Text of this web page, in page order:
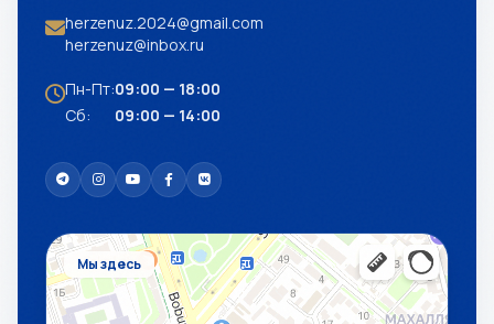
herzenuz.2024@gmail.com
herzenuz@inbox.ru
Пн-Пт:09:00 — 18:00
Сб:
09:00 — 14:00
Мы здесь